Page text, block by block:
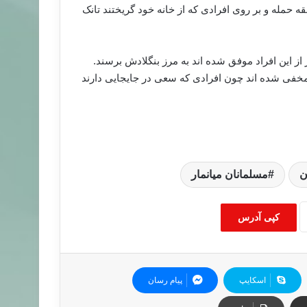
حمله و بر روی افرادی که از خانه خود گریختند تانک
این وقایع قرار گرفته اند و تنها ۱۰ هزار نفر از این افراد موفق شده اند به مرز بنگلادش برسند.
شده اند چون افرادی که سعی در جایجایی دارند
مسلمانان میانمار
کپی آدرس
اسکایپ پیام رسان